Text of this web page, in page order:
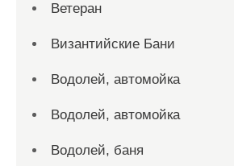
Ветеран
Византийские Бани
Водолей, автомойка
Водолей, автомойка
Водолей, баня